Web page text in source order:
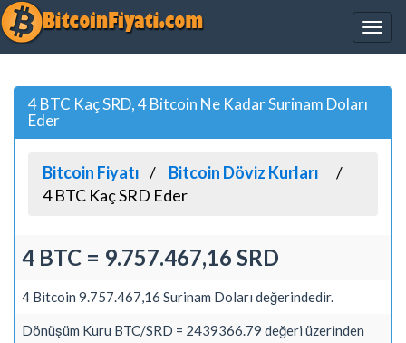
4 BTC Kaç SRD, 4 Bitcoin Ne Kadar Surinam Doları
Eder
Bitcoin Fiyatı
Bitcoin Döviz Kurları
4 BTC Kaç SRD Eder
4 BTC = 9.757.467,16 SRD
4 Bitcoin 9.757.467,16 Surinam Doları değerindedir.
Dönüşüm Kuru BTC/SRD = 2439366.79 değeri üzerinden